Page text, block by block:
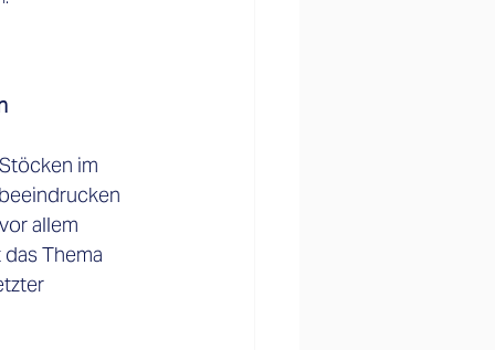
im
allem
Thema